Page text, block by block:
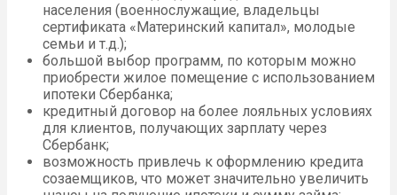
населения (военнослужащие, владельцы
сертификата «Материнский капитал», молодые
семьи и т.д.);
большой выбор программ, по которым можно
приобрести жилое помещение с использованием
ипотеки Сбербанка;
кредитный договор на более лояльных условиях
для клиентов, получающих зарплату через
Сбербанк;
возможность привлечь к оформлению кредита
созаемщиков, что может значительно увеличить